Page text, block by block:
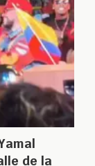
de la